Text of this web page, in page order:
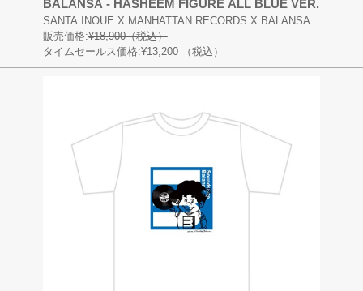
BALANSA - HASHEEM FIGURE ALL BLUE VER.
SANTA INOUE X MANHATTAN RECORDS X BALANSA
販売価格:¥18,900（税込）
タイムセールス価格:¥13,200
（税込）